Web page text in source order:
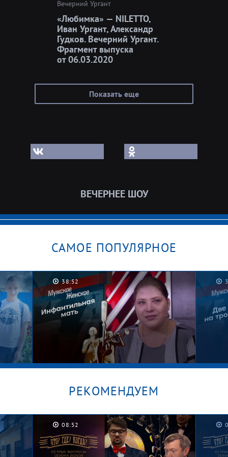
Вечерний Ургант
«Любимка» — NILETTO,
Иван Ургант, Александр
Гудков. Вечерний Ургант.
Фрагмент выпуска
от 06.03.2020
Показать еще
ВЕЧЕРНЕЕ ШОУ
САМОЕ ПОПУЛЯРНОЕ
38:52
Безусловная жизнь. Мужское /
Женское
РЕКОМЕНДУЕМ
08:52